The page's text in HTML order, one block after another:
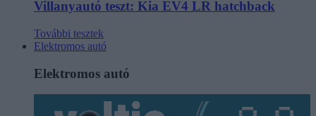
Villanyautó teszt: Kia EV4 LR hatchback
További tesztek
Elektromos autó
Elektromos autó